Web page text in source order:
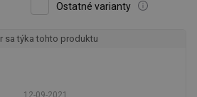
Ostatné varianty
sa týka tohto produktu